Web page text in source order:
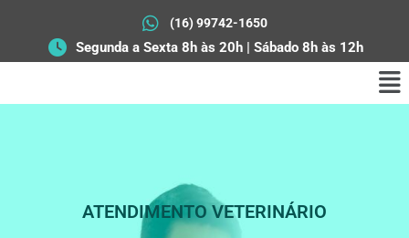
(16) 99742-1650
Segunda a Sexta 8h às 20h | Sábado 8h às 12h
ATENDIMENTO VETERINÁRIO